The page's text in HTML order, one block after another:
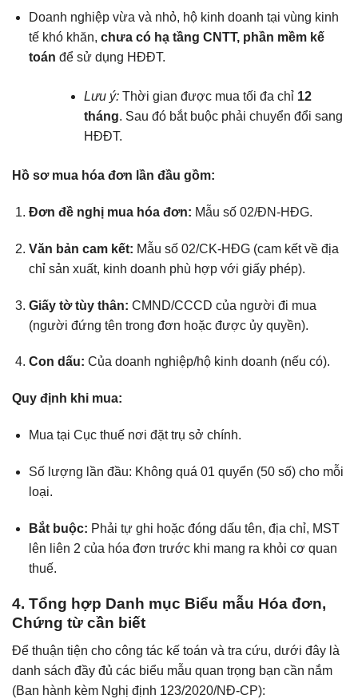
Doanh nghiệp vừa và nhỏ, hộ kinh doanh tại vùng kinh
tế khó khăn, chưa có hạ tầng CNTT, phần mềm kế
toán để sử dụng HĐĐT.
Lưu ý:Thời gian được mua tối đa chỉ 12
tháng. Sau đó bắt buộc phải chuyển đổi sang
HĐĐT.
Hồ sơ mua hóa đơn lần đầu gồm:
Đơn đề nghị mua hóa đơn: Mẫu số 02/ĐN-HĐG.
Văn bản cam kết: Mẫu số 02/CK-HĐG (cam kết về địa
chỉ sản xuất, kinh doanh phù hợp với giấy phép).
Giấy tờ tùy thân: CMND/CCCD của người đi mua
(người đứng tên trong đơn hoặc được ủy quyền).
Con dấu: Của doanh nghiệp/hộ kinh doanh (nếu có).
Quy định khi mua:
Mua tại Cục thuế nơi đặt trụ sở chính.
Số lượng lần đầu: Không quá 01 quyển (50 số) cho mỗi
loại.
Bắt buộc: Phải tự ghi hoặc đóng dấu tên, địa chỉ, MST
lên liên 2 của hóa đơn trước khi mang ra khỏi cơ quan
thuế.
4. Tổng hợp Danh mục Biểu mẫu Hóa đơn,
Chứng từ cần biết
Để thuận tiện cho công tác kế toán và tra cứu, dưới đây là
danh sách đầy đủ các biểu mẫu quan trọng bạn cần nắm
(Ban hành kèm Nghị định 123/2020/NĐ-CP):